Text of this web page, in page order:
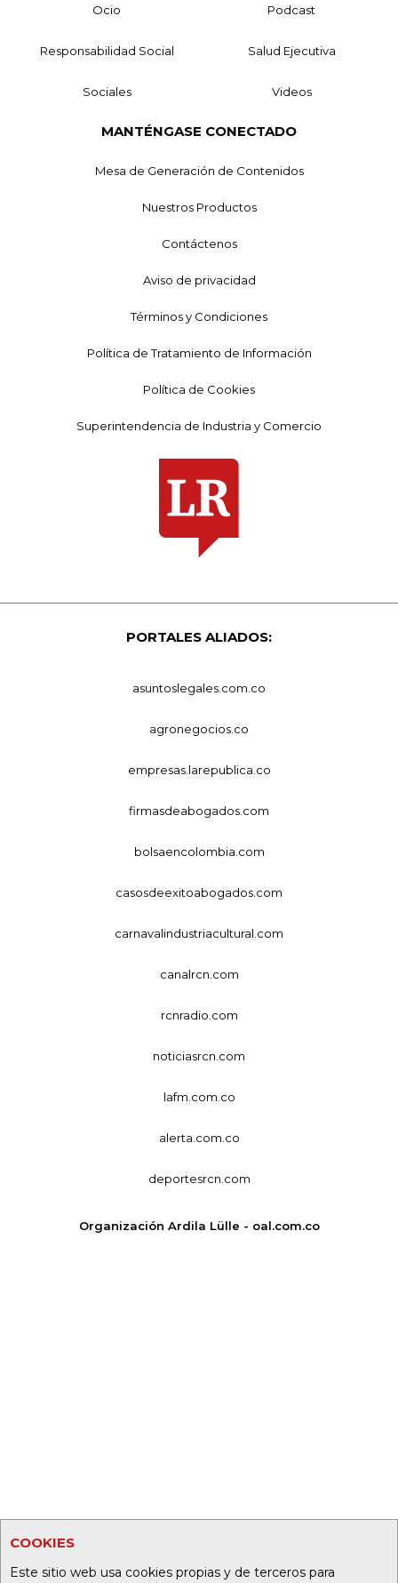
COOKIES
Este sitio web usa cookies propias y de terceros para
Ocio Podcast
Responsabilidad Social Salud Ejecutiva
Sociales Videos
MANTÉNGASE CONECTADO
Mesa de Generación de Contenidos
Nuestros Productos
Contáctenos
Aviso de privacidad
Términos y Condiciones
Política de Tratamiento de Información
Política de Cookies
Superintendencia de Industria y Comercio
PORTALES ALIADOS:
asuntoslegales.com.co
agronegocios.co
empresas.larepublica.co
firmasdeabogados.com
bolsaencolombia.com
casosdeexitoabogados.com
carnavalindustriacultural.com
canalrcn.com
rcnradio.com
noticiasrcn.com
lafm.com.co
alerta.com.co
deportesrcn.com
Organización Ardila Lülle - oal.com.co